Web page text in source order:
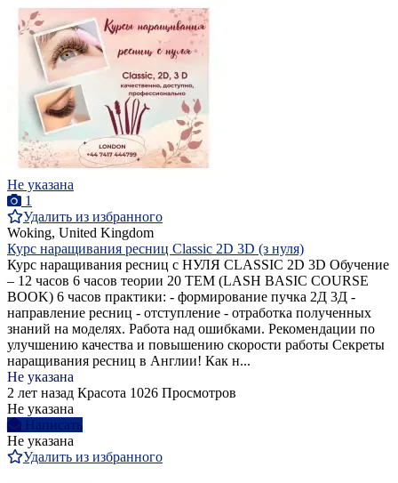
Не указана
1
Удалить из избранного
Woking, United Kingdom
Курс наращивания ресниц Classic 2D 3D (з нуля)
Курс наращивания ресниц с НУЛЯ CLASSIC 2D 3D Обучение
– 12 часов 6 часов теории 20 ТЕМ (LASH BASIC COURSE
BOOK) 6 часов практики: - формирование пучка 2Д 3Д -
направление ресниц - отступление - отработка полученных
знаний на моделях. Работа над ошибками. Рекомендации по
улучшению качества и повышению скорости работы Секреты
наращивания ресниц в Англии! Как н...
Не указана
2 лет назад Красота 1026 Просмотров
Не указана
Написать
Не указана
Удалить из избранного